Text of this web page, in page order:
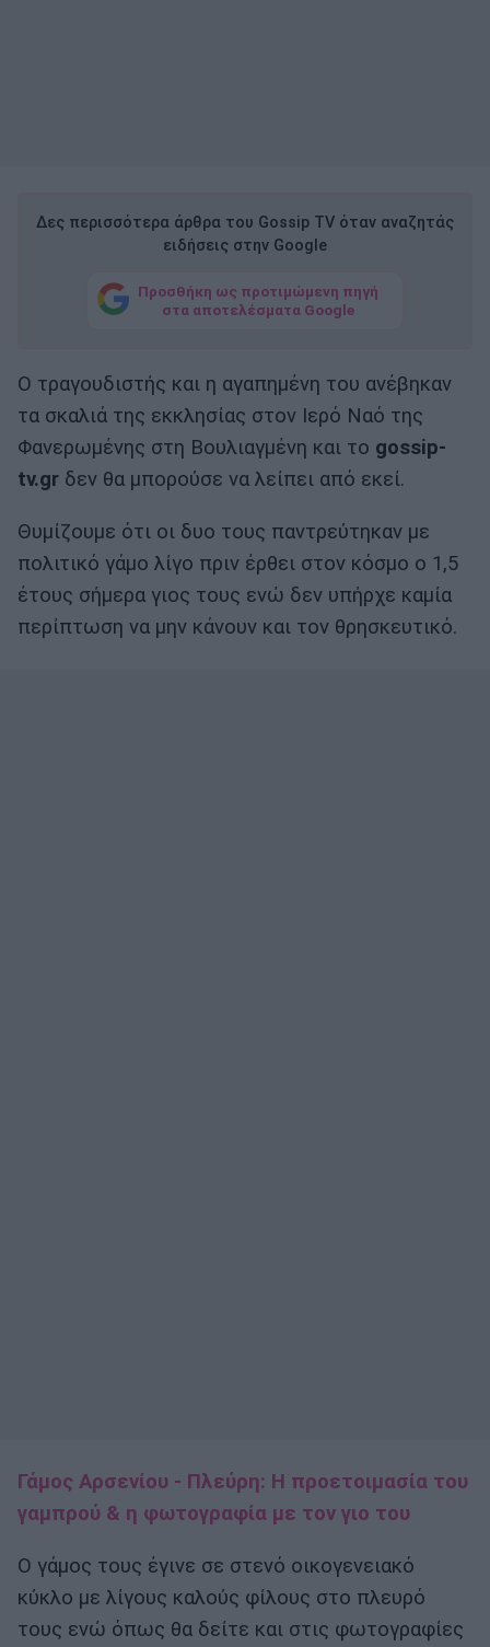
Δες περισσότερα άρθρα του Gossip TV όταν αναζητάς
ειδήσεις στην Google
Προσθήκη ως προτιμώμενη πηγή
στα αποτελέσματα Google
Ο τραγουδιστής και η αγαπημένη του ανέβηκαν
τα σκαλιά της εκκλησίας στον Ιερό Ναό της
Φανερωμένης στη Βουλιαγμένη και το gossip-
tv.gr δεν θα μπορούσε να λείπει από εκεί.
Θυμίζουμε ότι οι δυο τους παντρεύτηκαν με
πολιτικό γάμο λίγο πριν έρθει στον κόσμο ο 1,5
έτους σήμερα γιος τους ενώ δεν υπήρχε καμία
περίπτωση να μην κάνουν και τον θρησκευτικό.
Γάμος Αρσενίου - Πλεύρη: Η προετοιμασία του
γαμπρού & η φωτογραφία με τον γιο του
Ο γάμος τους έγινε σε στενό οικογενειακό
κύκλο με λίγους καλούς φίλους στο πλευρό
τους ενώ όπως θα δείτε και στις φωτογραφίες